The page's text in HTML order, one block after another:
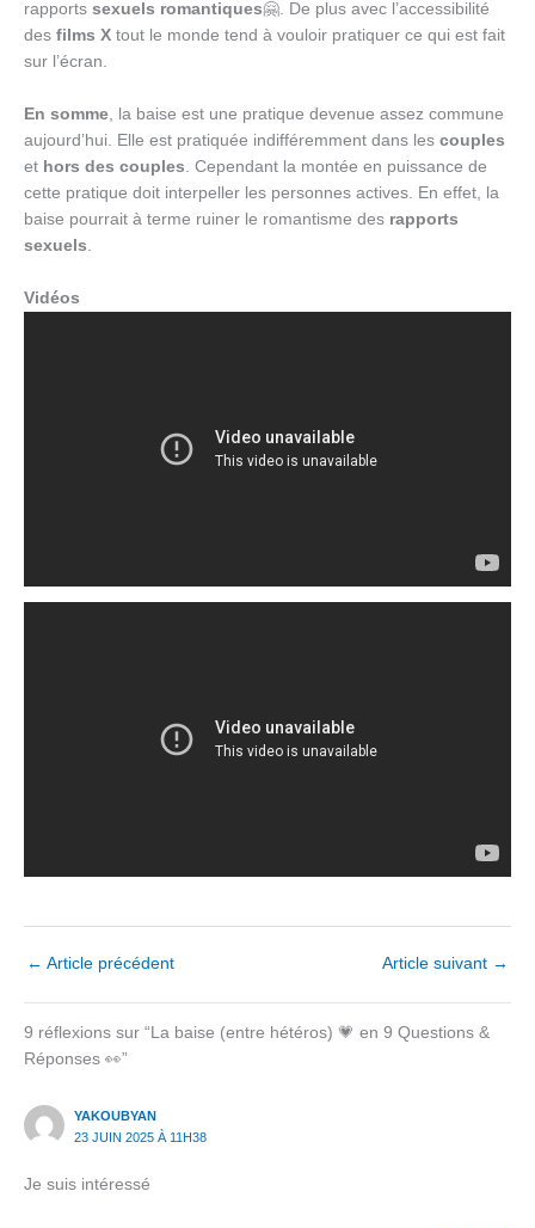
rapports sexuels romantiques🤗. De plus avec l’accessibilité
des films X tout le monde tend à vouloir pratiquer ce qui est fait
sur l’écran.
En somme, la baise est une pratique devenue assez commune
aujourd’hui. Elle est pratiquée indifféremment dans les couples
et hors des couples. Cependant la montée en puissance de
cette pratique doit interpeller les personnes actives. En effet, la
baise pourrait à terme ruiner le romantisme des rapports
sexuels.
Vidéos
← Article précédent Article suivant →
9 réflexions sur “La baise (entre hétéros) 💗 en 9 Questions &
Réponses 👀”
YAKOUBYAN
23 JUIN 2025 À 11H38
Je suis intéressé